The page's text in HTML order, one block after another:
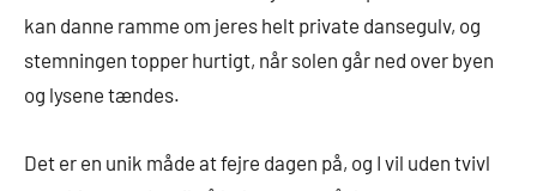
kan danne ramme om jeres helt private dansegulv, og
stemningen topper hurtigt, når solen går ned over byen
og lysene tændes.
Det er en unik måde at fejre dagen på, og I vil uden tvivl